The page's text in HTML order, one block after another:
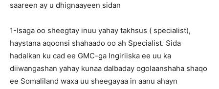
saareen ay u dhignaayeen sidan
1-Isaga oo sheegtay inuu yahay takhsus ( specialist),
haystana aqoonsi shahaado oo ah Specialist. Sida
hadalkan ku cad ee GMC-ga Ingiriiska ee uu ka
diiwangashan yahay kunaa dalbaday ogolaanshaha shaqo
ee Somaliland waxa uu sheegayaa in aanu ahayn